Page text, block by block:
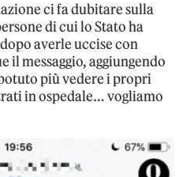
ci fa dubitare sulla
di cui lo Stato ha
averle uccise con
il messaggio, aggiungendo
più vedere i propri
in ospedale… vogliamo